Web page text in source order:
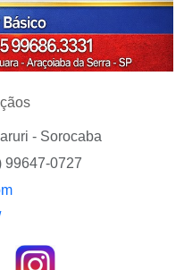
- Sorocaba
99647-0727